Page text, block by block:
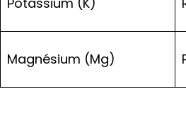
Magnésium (Mg)